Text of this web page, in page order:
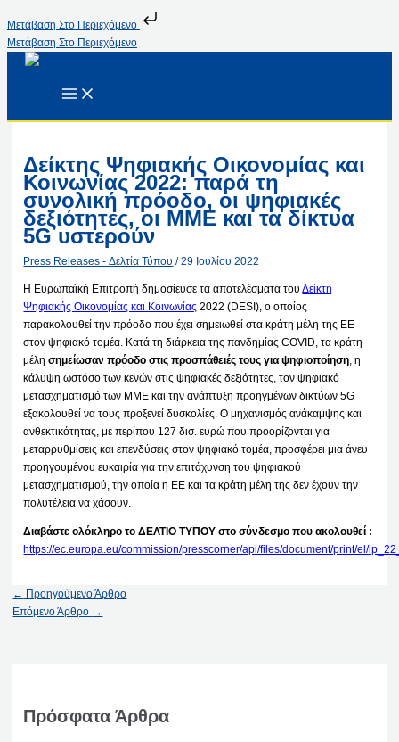
Μετάβαση Στο Περιεχόμενο
Μετάβαση Στο Περιεχόμενο
Δείκτης Ψηφιακής Οικονομίας και
Κοινωνίας 2022: παρά τη
συνολική πρόοδο, οι ψηφιακές
δεξιότητες, οι ΜΜΕ και τα δίκτυα
5G υστερούν
Press Releases - Δελτία Τύπου /29 Ιουλίου 2022
Η Ευρωπαϊκή Επιτροπή δημοσίευσε τα αποτελέσματα τουΔείκτη
Ψηφιακής Οικονομίας και Κοινωνίας 2022 (DESI), ο οποίος
παρακολουθεί την πρόοδο που έχει σημειωθεί στα κράτη μέλη της ΕΕ
στον ψηφιακό τομέα. Κατά τη διάρκεια της πανδημίας COVID, τα κράτη
μέλησημείωσαν πρόοδο στις προσπάθειές τους για ψηφιοποίηση, η
κάλυψη ωστόσο των κενών στις ψηφιακές δεξιότητες, τον ψηφιακό
μετασχηματισμό των ΜΜΕ και την ανάπτυξη προηγμένων δικτύων 5G
εξακολουθεί να τους προξενεί δυσκολίες. Ο μηχανισμός ανάκαμψης και
ανθεκτικότητας, με περίπου 127 δισ. ευρώ που προορίζονται για
μεταρρυθμίσεις και επενδύσεις στον ψηφιακό τομέα, προσφέρει μια άνευ
προηγουμένου ευκαιρία για την επιτάχυνση του ψηφιακού
μετασχηματισμού, την οποία η ΕΕ και τα κράτη μέλη της δεν έχουν την
πολυτέλεια να χάσουν.
Διαβάστε ολόκληρο το ΔΕΛΤΙΟ ΤΥΠΟΥ στο σύνδεσμο που ακολουθεί :
https://ec.europa.eu/commission/presscorner/api/files/document/print/el/
← Προηγούμενο Άρθρο
Επόμενο Άρθρο →
Πρόσφατα Άρθρα